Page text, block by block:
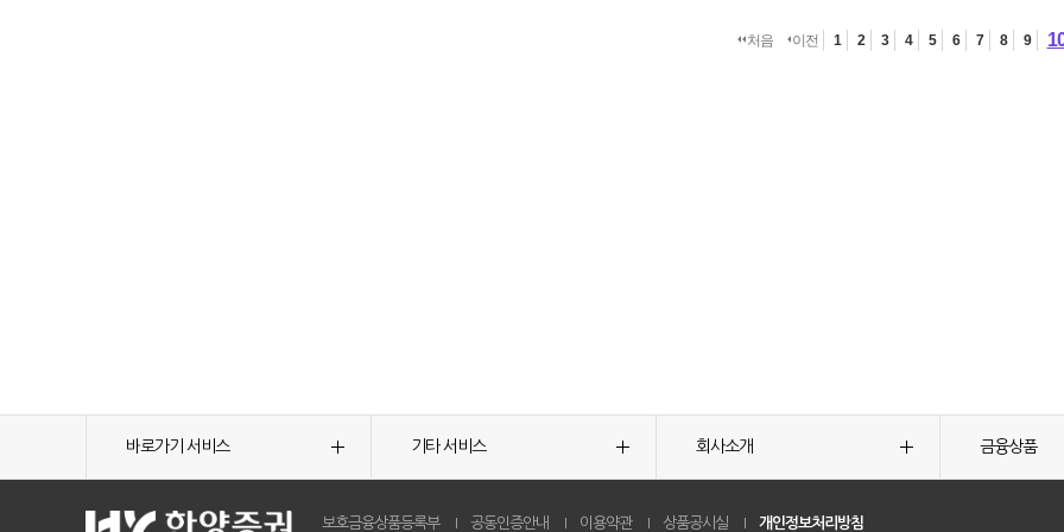
처음 이전 1 2 3 4 5 6 7 8 9
바로가기 서비스 기타 서비스 회사소개 금융상품
보호금융상품등록부 공동인증안내 이용약관 상품공시실 개인정보처리방침